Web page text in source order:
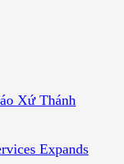
Xứ Thánh
Expands